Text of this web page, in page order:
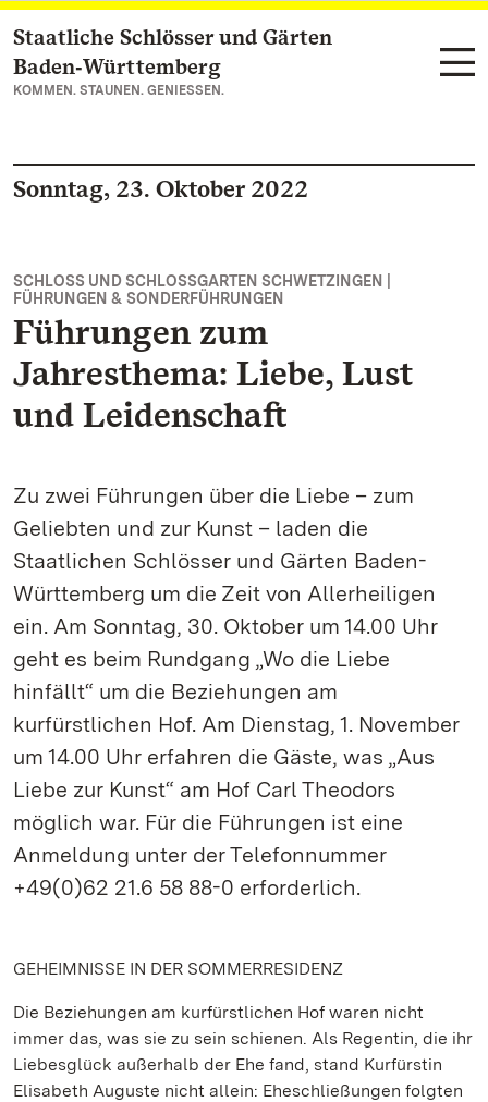
Zum Hauptinhalt springen
Staatliche Schlösser und Gärten
Baden‑Württemberg
KOMMEN. STAUNEN. GENIESSEN.
Sonntag, 23. Oktober 2022
SCHLOSS UND SCHLOSSGARTEN SCHWETZINGEN |
FÜHRUNGEN & SONDERFÜHRUNGEN
Führungen zum
Jahresthema: Liebe, Lust
und Leidenschaft
Zu zwei Führungen über die Liebe – zum
Geliebten und zur Kunst – laden die
Staatlichen Schlösser und Gärten Baden-
Württemberg um die Zeit von Allerheiligen
ein. Am Sonntag, 30. Oktober um 14.00 Uhr
geht es beim Rundgang „Wo die Liebe
hinfällt“ um die Beziehungen am
kurfürstlichen Hof. Am Dienstag, 1. November
um 14.00 Uhr erfahren die Gäste, was „Aus
Liebe zur Kunst“ am Hof Carl Theodors
möglich war. Für die Führungen ist eine
Anmeldung unter der Telefonnummer
+49(0)62 21.6 58 88-0 erforderlich.
GEHEIMNISSE IN DER SOMMERRESIDENZ
Die Beziehungen am kurfürstlichen Hof waren nicht
immer das, was sie zu sein schienen. Als Regentin, die ihr
Liebesglück außerhalb der Ehe fand, stand Kurfürstin
Elisabeth Auguste nicht allein: Eheschließungen folgten